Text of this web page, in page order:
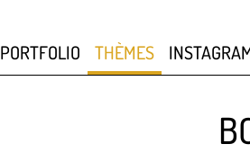
PORTFOLIO THÈMES